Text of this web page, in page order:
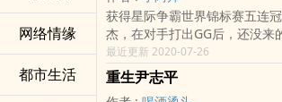
网络情缘
都市生活
卑鄙而不下流，狠辣却不无情。
人不犯我，我不犯人，人若犯
一人一马，疏忽而来，悄然而去
搅乱！
丁春秋：曾经的遗憾，我要一
获得星际争霸世界锦标赛五连
杰，在对手打出GG后，还没来
脑突然爆炸，赵云杰眼前一黑，
了。
当赵云杰醒来时，发现自己竟
最近更新 2020-07-26
重生尹志平